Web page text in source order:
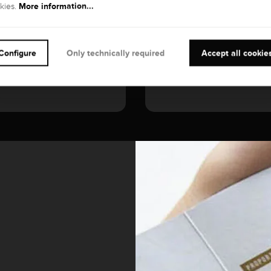
More information...
Accept all
Only technically required